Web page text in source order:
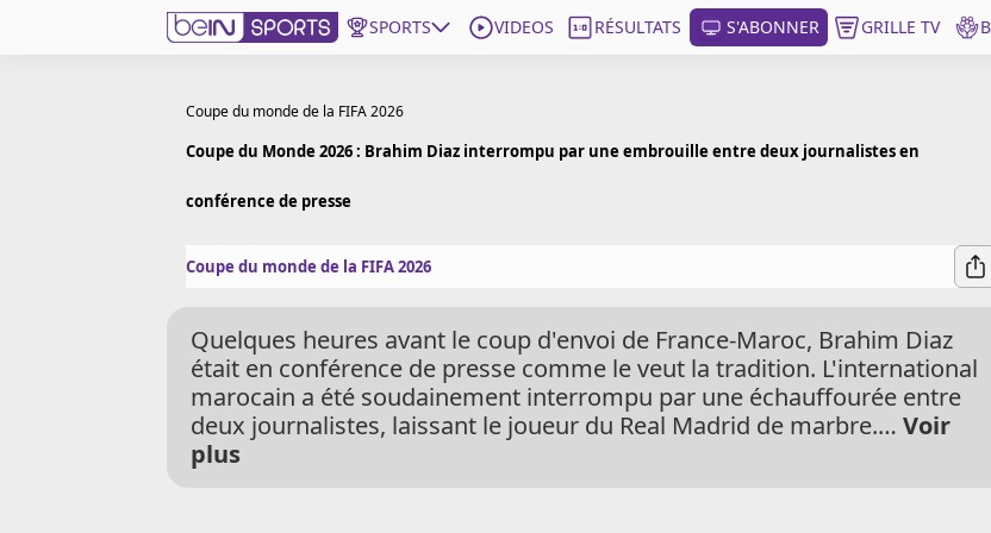
SPORTS VIDEOS RÉSULTATS S'ABONNER GRILLE TV
beIN SPORTS CONNECT
Gérer les notifications
Contactez nous
Coupe du monde de la FIFA 2026
Coupe du Monde 2026 : Brahim Diaz interrompu par une embrouille entre deux journalistes en
conférence de presse
Coupe du monde de la FIFA 2026
Quelques heures avant le coup d'envoi de France-Maroc, Brahim Diaz
était en conférence de presse comme le veut la tradition. L'international
marocain a été soudainement interrompu par une échauffourée entre
deux journalistes, laissant le joueur du Real Madrid de marbre.… Voir
plus